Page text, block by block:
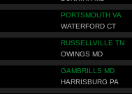
PORTSMOUTH VA
WATERFORD CT
RUSSELLVILLE TN
OWINGS MD
GAMBRILLS MD
HARRISBURG PA